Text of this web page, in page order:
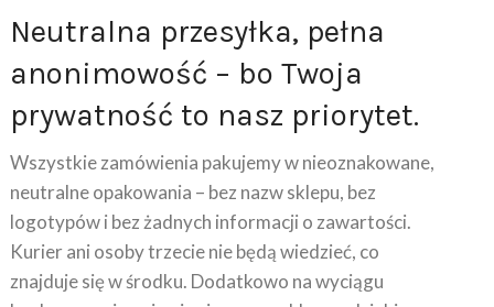
anonimowość – bo Twoja
prywatność to nasz priorytet.
Wszystkie zamówienia pakujemy w nieoznakowane,
neutralne opakowania – bez nazw sklepu, bez
logotypów i bez żadnych informacji o zawartości.
Kurier ani osoby trzecie nie będą wiedzieć, co
znajduje się w środku. Dodatkowo na wyciągu
bankowym nie pojawia się nazwa sklepu – dzięki